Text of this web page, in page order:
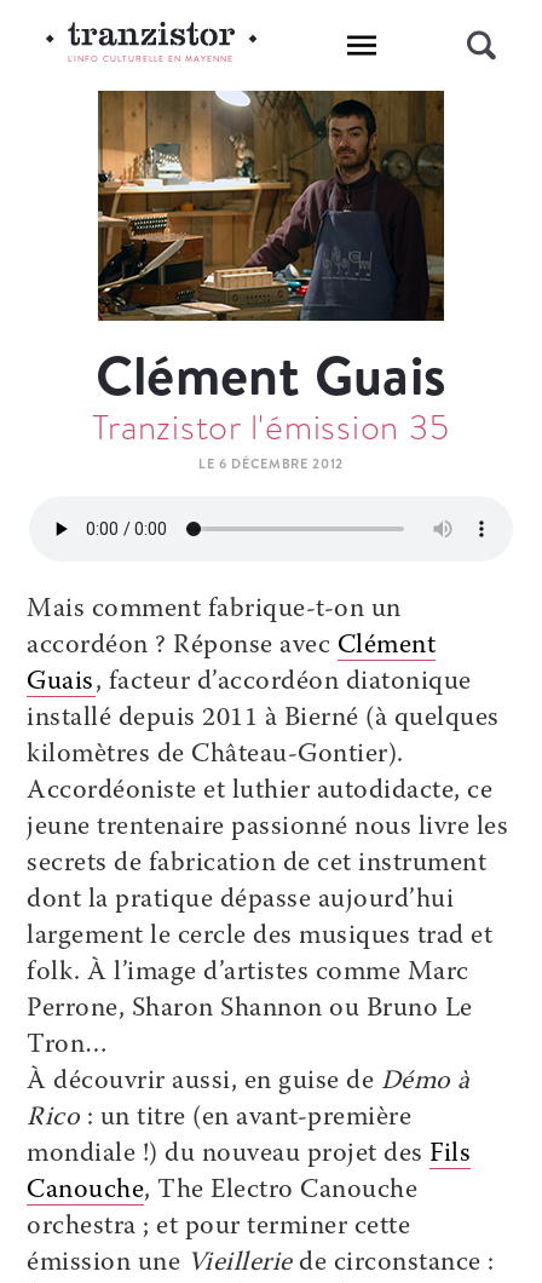
L'INFO CULTURELLE EN MAYENNE
Clément Guais
Tranzistor l'émission 35
LE 6 DÉCEMBRE 2012
Mais comment fabrique-t-on un
accordéon ? Réponse avec Clément
Guais, facteur d’accordéon diatonique
installé depuis 2011 à Bierné (à quelques
kilomètres de Château-Gontier).
Accordéoniste et luthier autodidacte, ce
jeune trentenaire passionné nous livre les
secrets de fabrication de cet instrument
dont la pratique dépasse aujourd’hui
largement le cercle des musiques trad et
folk. À l’image d’artistes comme Marc
Perrone, Sharon Shannon ou Bruno Le
Tron…
À découvrir aussi, en guise de Démo à
Rico : un titre (en avant-première
mondiale !) du nouveau projet des Fils
Canouche, The Electro Canouche
orchestra ; et pour terminer cette
émission une Vieilleriede circonstance :